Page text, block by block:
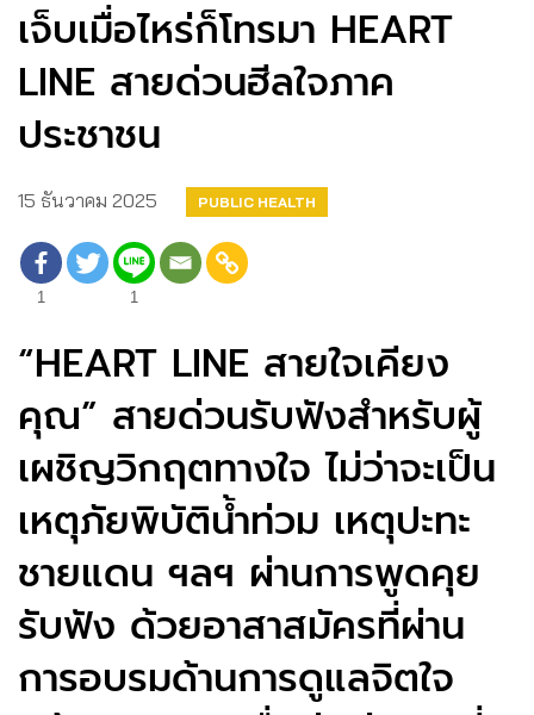
เจ็บเมื่อไหร่ก็โทรมา HEART
LINE สายด่วนฮีลใจภาค
ประชาชน
15 ธันวาคม 2025 PUBLIC HEALTH
1 1
“HEART LINE สายใจเคียง
คุณ” สายด่วนรับฟังสำหรับผู้
เผชิญวิกฤตทางใจ ไม่ว่าจะเป็น
เหตุภัยพิบัติน้ำท่วม เหตุปะทะ
ชายแดน ฯลฯ ผ่านการพูดคุย
รับฟัง ด้วยอาสาสมัครที่ผ่าน
การอบรมด้านการดู​แลจิตใจ